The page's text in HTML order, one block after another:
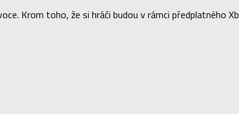
Krom toho, že si hráči budou v rámci předplatného